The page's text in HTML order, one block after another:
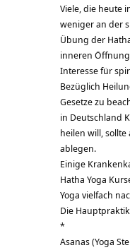
Viele, die heute
weniger an der
Übung der
inneren
Interesse für
Bezüglich
Gesetze zu
in Deutschland
heilen will,
ablegen.
Einige
Hatha Yoga
Yoga vielfach
Die
*
Asanas (Yoga